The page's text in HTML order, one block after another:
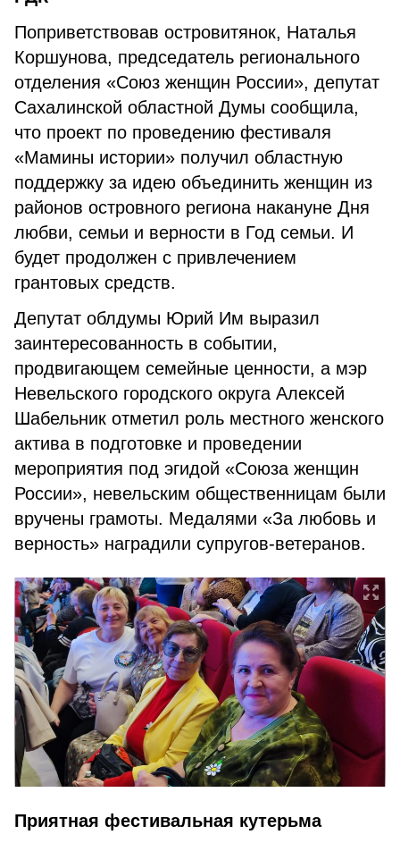
Поприветствовав островитянок, Наталья
Коршунова, председатель регионального
отделения «Союз женщин России», депутат
Сахалинской областной Думы сообщила,
что проект по проведению фестиваля
«Мамины истории» получил областную
поддержку за идею объединить женщин из
районов островного региона накануне Дня
любви, семьи и верности в Год семьи. И
будет продолжен с привлечением
грантовых средств.
Депутат облдумы Юрий Им выразил
заинтересованность в событии,
продвигающем семейные ценности, а мэр
Невельского городского округа Алексей
Шабельник отметил роль местного женского
актива в подготовке и проведении
мероприятия под эгидой «Союза женщин
России», невельским общественницам были
вручены грамоты. Медалями «За любовь и
верность» наградили супругов-ветеранов.
Приятная фестивальная кутерьма